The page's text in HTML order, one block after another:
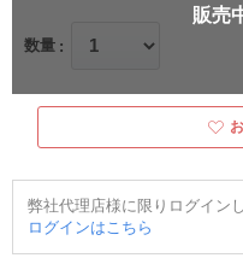
数量
販売
弊社代理店様に限りログイン
ログインはこちら